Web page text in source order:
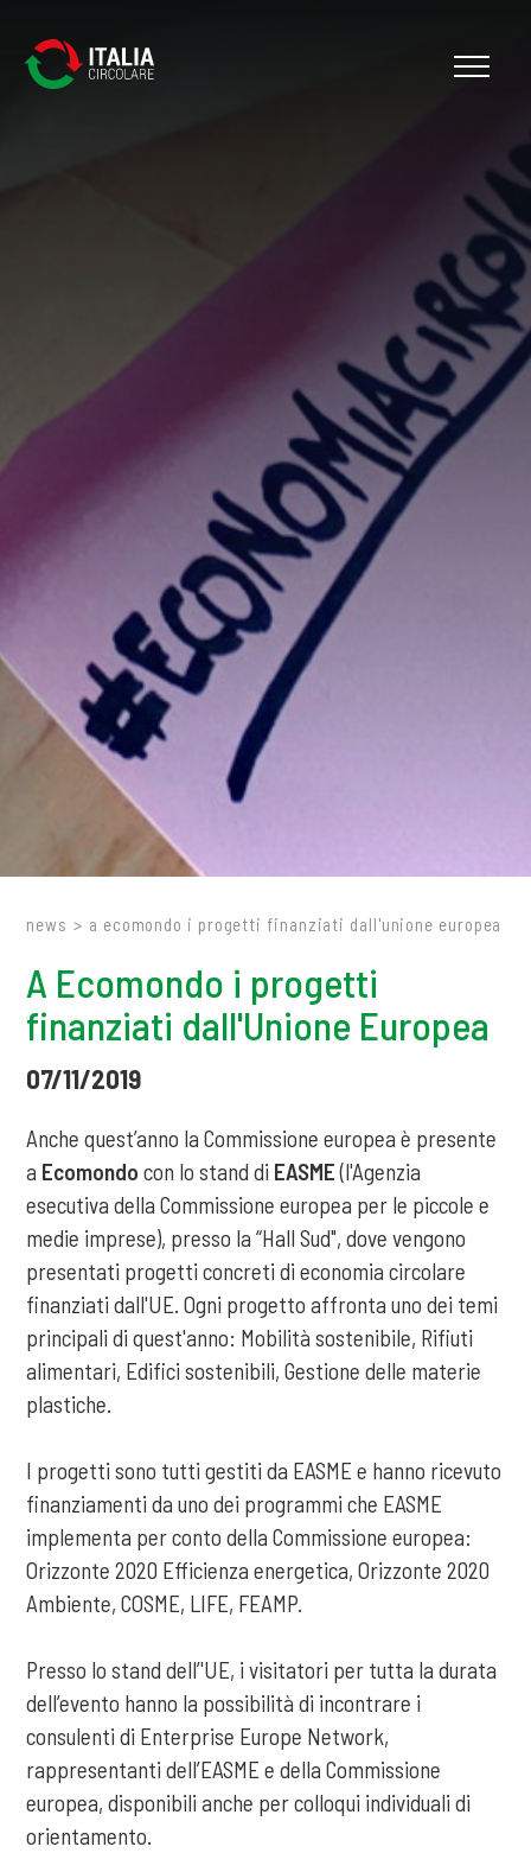
news > a ecomondo i progetti finanziati dall'unione europea
A Ecomondo i progetti
finanziati dall'Unione Europea
07/11/2019
Anche quest’anno la Commissione europea è presente
a Ecomondo con lo stand di EASME(l'Agenzia
esecutiva della Commissione europea per le piccole e
medie imprese), presso la “Hall Sud", dove vengono
presentati progetti concreti di economia circolare
finanziati dall'UE. Ogni progetto affronta uno dei temi
principali di quest'anno: Mobilità sostenibile, Rifiuti
alimentari, Edifici sostenibili, Gestione delle materie
plastiche.
I progetti sono tutti gestiti da EASME e hanno ricevuto
finanziamenti da uno dei programmi che EASME
implementa per conto della Commissione europea:
Orizzonte 2020 Efficienza energetica, Orizzonte 2020
Ambiente, COSME, LIFE, FEAMP.
Presso lo stand dell’'UE, i visitatori per tutta la durata
dell’evento hanno la possibilità di incontrare i
consulenti di Enterprise Europe Network,
rappresentanti dell’EASME e della Commissione
europea, disponibili anche per colloqui individuali di
orientamento.